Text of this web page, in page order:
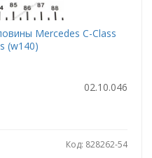
Mercedes C-Class
(w140)
02.10.046
Код: 828262-54